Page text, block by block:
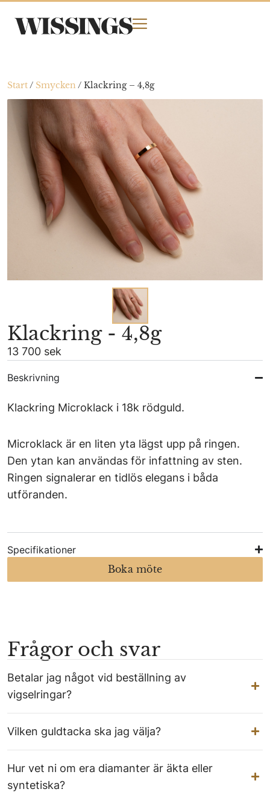
Start/ Smycken / Klackring – 4,8g
Klackring - 4,8g
13 700 sek
Beskrivning
Klackring Microklack i 18k rödguld.
Microklack är en liten yta lägst upp på ringen.
Den ytan kan användas för infattning av sten.
Ringen signalerar en tidlös elegans i båda
utföranden.
Specifikationer
Boka möte
Frågor och svar
Betalar jag något vid beställning av
vigselringar?
Vilken guldtacka ska jag välja?
Hur vet ni om era diamanter är äkta eller
syntetiska?